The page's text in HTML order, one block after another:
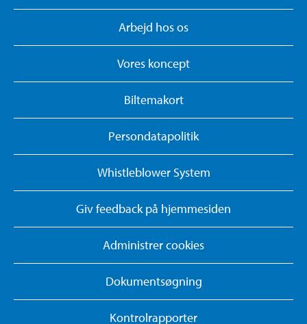
Arbejd hos os
Vores koncept
Biltemakort
Persondatapolitik
Whistleblower System
Giv feedback på hjemmesiden
Administrer cookies
Dokumentsøgning
Kontrolrapporter